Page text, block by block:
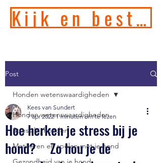
Kijk en bestel in onze online hondenwinkel!!
Post
Honden wetenswaardigheden
Stress bij honden
Motiveren en spelen met je hond
Honden wetenswaardigheden
Hoe herken je stress bij je
hond? Zo hou je de
Kees van Sundert
7 apr 2022 1 minuten om te lezen